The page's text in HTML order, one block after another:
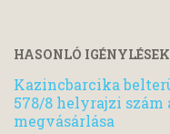
HASONLÓ IGÉNYLÉSEK
Kazincbarcika
578/8 helyrajzi
megvásárlása